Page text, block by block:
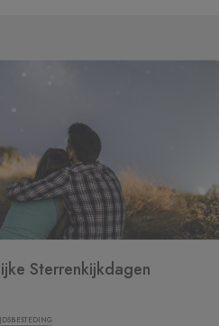
Sterrenkijkdagen